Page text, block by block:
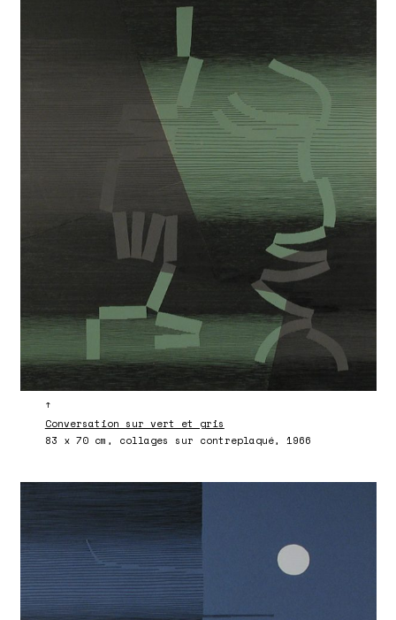
↑
Conversation sur vert et gris
83 x 70 cm, collages sur contreplaqué, 1966